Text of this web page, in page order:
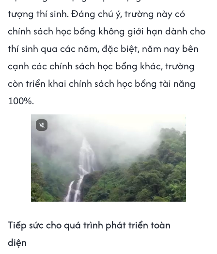
tượng thí sinh. Đáng chú ý, trường này có
chính sách học bổng không giới hạn dành cho
thí sinh qua các năm, đặc biệt, năm nay bên
cạnh các chính sách học bổng khác, trường
còn triển khai chính sách học bổng tài năng
100%.
Tiếp sức cho quá trình phát triển toàn
diện